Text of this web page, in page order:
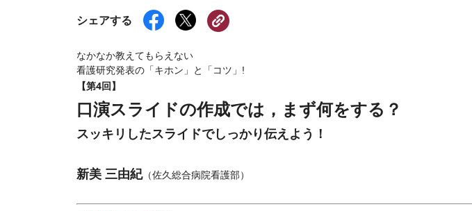
シェアする
なかなか教えてもらえない
看護研究発表の「キホン」と「コツ」!
【第4回】
口演スライドの作成では，まず何をする？
スッキリしたスライドでしっかり伝えよう！
新美 三由紀（佐久総合病院看護部）